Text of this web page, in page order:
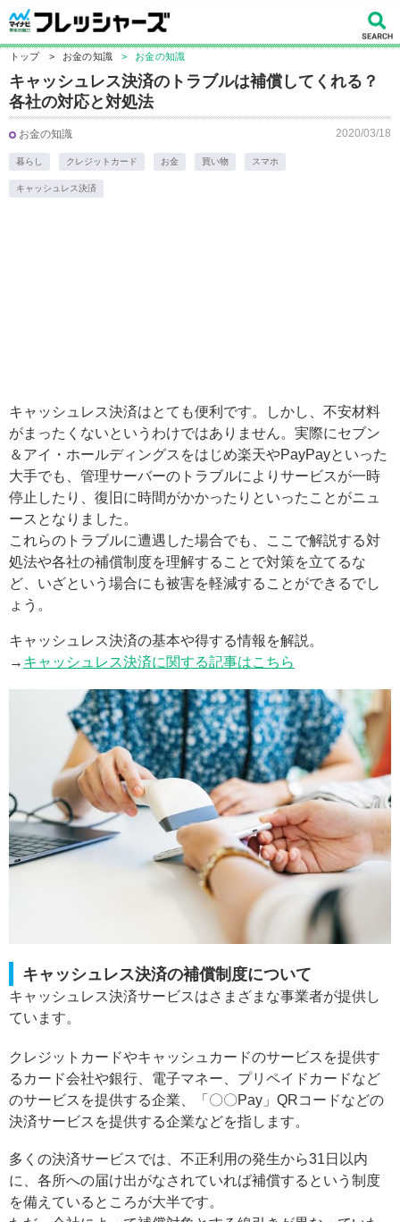
トップ > お金の知識 > お金の知識
キャッシュレス決済のトラブルは補償してくれる？
各社の対応と対処法
お金の知識 2020/03/18
暮らし クレジットカード お金 買い物 スマホ
キャッシュレス決済
キャッシュレス決済はとても便利です。しかし、不安材料
がまったくないというわけではありません。実際にセブン
＆アイ・ホールディングスをはじめ楽天やPayPayといった
大手でも、管理サーバーのトラブルによりサービスが一時
停止したり、復旧に時間がかかったりといったことがニュ
ースとなりました。
これらのトラブルに遭遇した場合でも、ここで解説する対
処法や各社の補償制度を理解することで対策を立てるな
ど、いざという場合にも被害を軽減することができるでし
ょう。
キャッシュレス決済の基本や得する情報を解説。
→ キャッシュレス決済に関する記事はこちら
キャッシュレス決済の補償制度について
キャッシュレス決済サービスはさまざまな事業者が提供し
ています。
クレジットカードやキャッシュカードのサービスを提供す
るカード会社や銀行、電子マネー、プリペイドカードなど
のサービスを提供する企業、「〇〇Pay」QRコードなどの
決済サービスを提供する企業などを指します。
多くの決済サービスでは、不正利用の発生から31日以内
に、各所への届け出がなされていれば補償するという制度
を備えているところが大半です。